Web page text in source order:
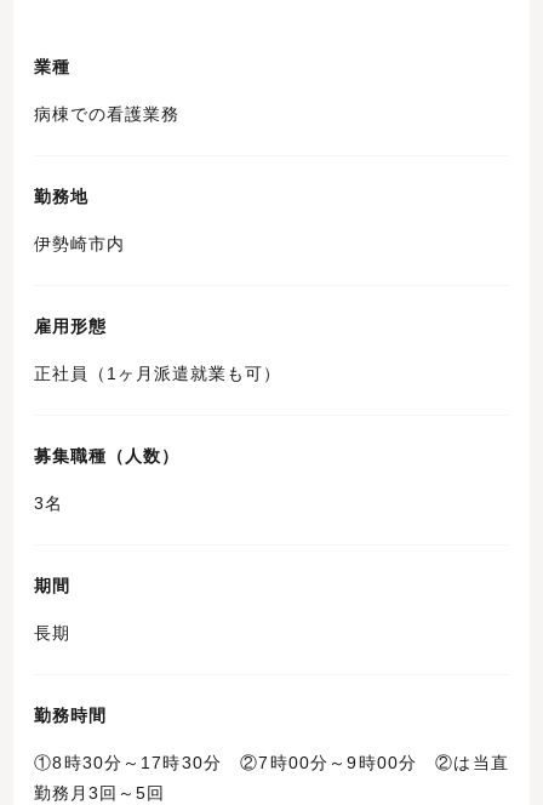
業種
病棟での看護業務
勤務地
伊勢崎市内
雇用形態
正社員（1ヶ月派遣就業も可）
募集職種（人数）
3名
期間
長期
勤務時間
①8時30分～17時30分 ②7時00分～9時00分 ②は当直
勤務月3回～5回